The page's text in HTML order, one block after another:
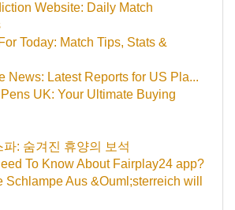
Website: Daily Match
Today: Match Tips, Stats &
News: Latest Reports for US Pla...
UK: Your Ultimate Buying
파: 숨겨진 휴양의 보석
To Know About Fairplay24 app?
Schlampe Aus &Ouml;sterreich will